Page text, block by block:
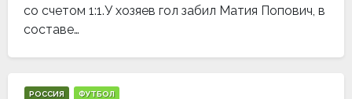
со счетом 1:1.У хозяев гол забил Матия Попович, в
составе…
РОССИЯ ФУТБОЛ